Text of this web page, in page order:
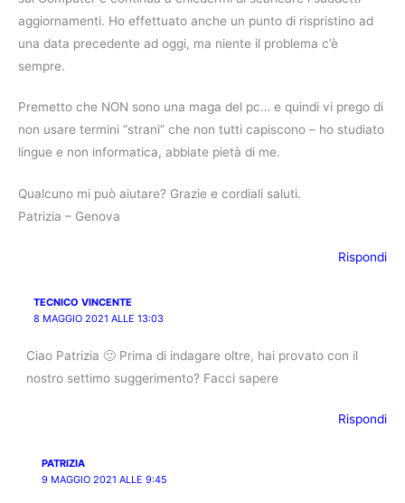
aggiornamenti. Ho effettuato anche un punto di rispristino ad
una data precedente ad oggi, ma niente il problema c’è
sempre.
Premetto che NON sono una maga del pc… e quindi vi prego di
non usare termini “strani” che non tutti capiscono – ho studiato
lingue e non informatica, abbiate pietà di me.
Qualcuno mi può aiutare? Grazie e cordiali saluti.
Patrizia – Genova
Rispondi
TECNICO VINCENTE
8 MAGGIO 2021 ALLE 13:03
Ciao Patrizia 🙂 Prima di indagare oltre, hai provato con il
nostro settimo suggerimento? Facci sapere
Rispondi
PATRIZIA
9 MAGGIO 2021 ALLE 9:45